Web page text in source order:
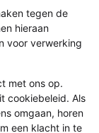
tegen de
hieraan
voor verwerking
met ons op.
cookiebeleid. Als
omgaan, horen
een klacht in te